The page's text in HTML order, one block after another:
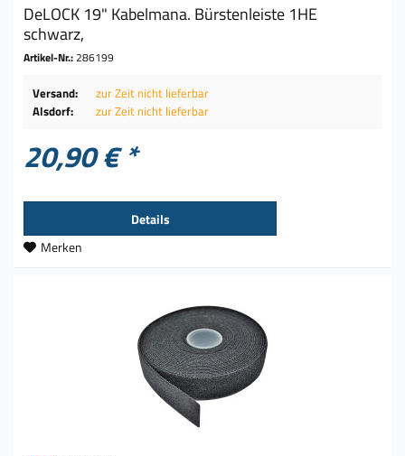
DeLOCK 19" Kabelmana. Bürstenleiste 1HE
schwarz,
Artikel-Nr.:286199
Versand:
zur Zeit nicht lieferbar
Alsdorf:
zur Zeit nicht lieferbar
20,90 € *
Details
Merken